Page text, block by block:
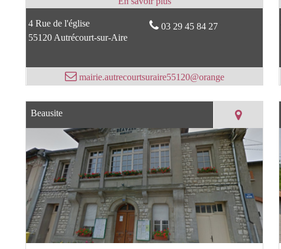
4 Rue de l'église
55120 Autrécourt-sur-Aire
03 29 45 84 27
mairie.autrecourtsuraire55120@orange
Beausite